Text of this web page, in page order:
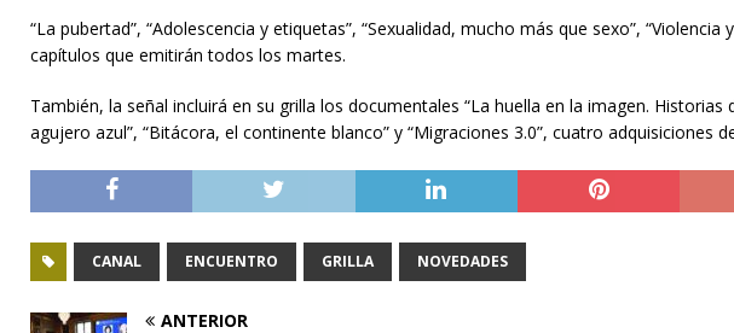
“La pubertad”, “Adolescencia y etiquetas”, “Sexualidad, mucho más que sexo”,
capítulos que emitirán todos los martes.
También, la señal incluirá en su grilla los documentales “La huella en la imagen. Historias
agujero azul”, “Bitácora, el continente blanco” y “Migraciones 3.0”, cuatro adquisiciones
CANAL ENCUENTRO GRILLA NOVEDADES
ANTERIOR